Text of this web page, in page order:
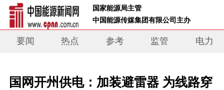
国家能源局主管
中国能源传媒集团有限公司主办
要闻 热点 参考 监管 电力
国网开州供电：加装避雷器 为线路穿